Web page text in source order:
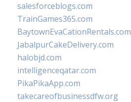
salesforceblogs.com
TrainGames365.com
BaytownEvaCationRentals.com
JabalpurCakeDelivery.com
halobjd.com
intelligenceqatar.com
PikaPikaApp.com
takecareofbusinessdfw.org